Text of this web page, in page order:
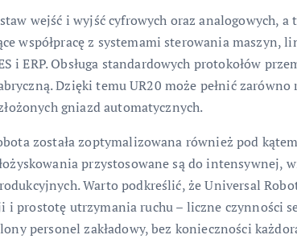
wejść i wyjść cyfrowych oraz analogowych,
współpracę z systemami sterowania maszyn,
i ERP. Obsługa standardowych protokołów
Dzięki temu UR20 może pełnić zarówno
gniazd automatycznych.
została zoptymalizowana również pod
przystosowane są do intensywnej,
Warto podkreślić, że Universal
i prostotę utrzymania ruchu – liczne czynności
personel zakładowy, bez konieczności